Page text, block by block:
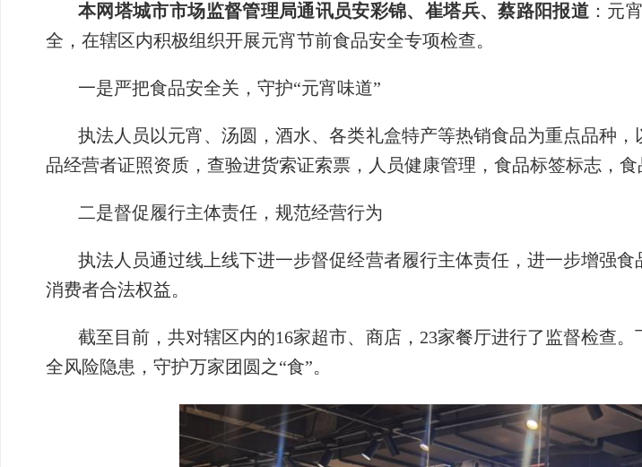
本网塔城市市场监督管理局通讯员安彩锦、崔塔兵、蔡路阳报道 ：元
全，在辖区内积极组织开展元宵节前食品安全专项检查。
一是严把食品安全关，守护“元宵味道”
执法人员以元宵、汤圆，酒水、各类礼盒特产等热销食品为重点品种
品经营者证照资质，查验进货索证索票，人员健康管理，食品标签标志，食
二是督促履行主体责任，规范经营行为
执法人员通过线上线下进一步督促经营者履行主体责任，进一步增强
消费者合法权益。
截至目前，共对辖区内的16家超市、商店，23家餐厅进行了监督检查
全风险隐患，守护万家团圆之“食”。